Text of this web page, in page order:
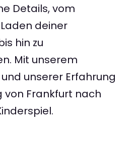
Details, vom
deiner
hin zu
Mit unserem
unserer Erfahrung
von Frankfurt nach